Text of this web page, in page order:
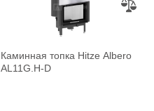
Каминная топка Hitze Albero
AL11G.H-D